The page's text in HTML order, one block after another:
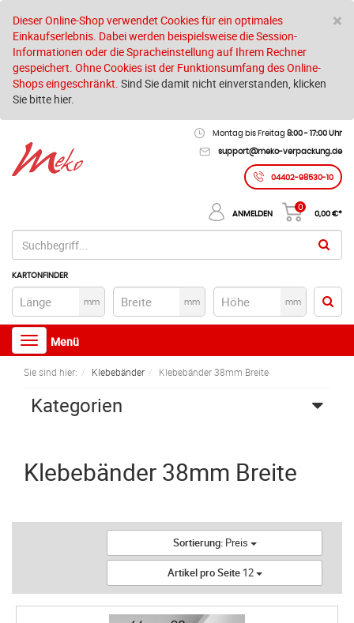
×
Dieser Online-Shop verwendet Cookies für ein optimales
Einkaufserlebnis. Dabei werden beispielsweise die Session-
Informationen oder die Spracheinstellung auf Ihrem Rechner
gespeichert. Ohne Cookies ist der Funktionsumfang des Online-
Shops eingeschränkt. Sind Sie damit nicht einverstanden, klicken
Sie bitte hier.
Montag bis Freitag 8:00 - 17:00 Uhr
support@meko-verpackung.de
04402-98530-10
KARTONFINDER
mm mm mm
ANMELDEN
0
0,00 €*
Toggle
navigation
Menü
Sie sind hier: Klebebänder Klebebänder 38mm Breite
Kategorien
Klebebänder 38mm Breite
Sortierung: Preis
Artikel pro Seite 12